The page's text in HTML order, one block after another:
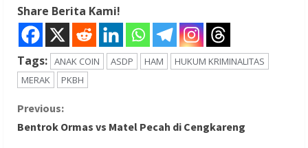
Share Berita Kami!
Tags: ANAK COIN ASDP HAM
HUKUM KRIMINALITAS
MERAK
PKBH
C
Previous:
Bentrok Ormas vs Matel Pecah di Cengkareng